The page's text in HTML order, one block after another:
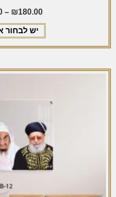
₪180.00
–
יש לבחור